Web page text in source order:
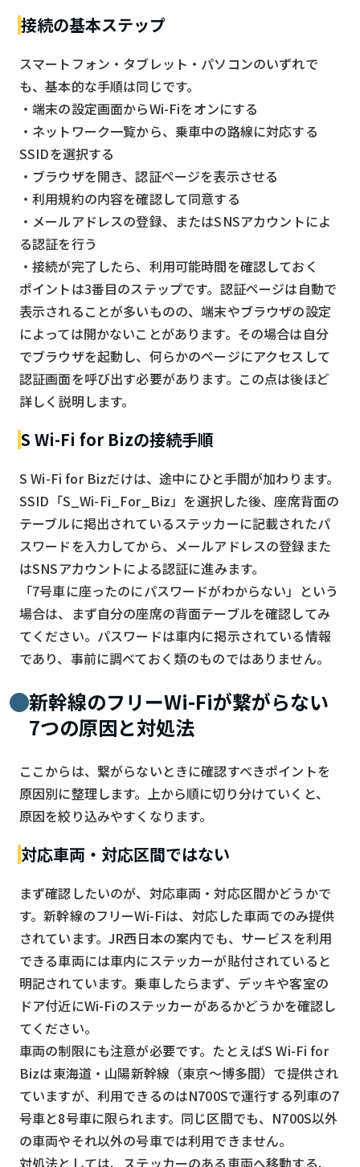
接続の基本ステップ
スマートフォン・タブレット・パソコンのいずれで
も、基本的な手順は同じです。
・端末の設定画面からWi-Fiをオンにする
・ネットワーク一覧から、乗車中の路線に対応する
SSIDを選択する
・ブラウザを開き、認証ページを表示させる
・利用規約の内容を確認して同意する
・メールアドレスの登録、またはSNSアカウントによ
る認証を行う
・接続が完了したら、利用可能時間を確認しておく
ポイントは3番目のステップです。認証ページは自動で
表示されることが多いものの、端末やブラウザの設定
によっては開かないことがあります。その場合は自分
でブラウザを起動し、何らかのページにアクセスして
認証画面を呼び出す必要があります。この点は後ほど
詳しく説明します。
S Wi-Fi for Bizの接続手順
S Wi-Fi for Bizだけは、途中にひと手間が加わります。
SSID「S_Wi-Fi_For_Biz」を選択した後、座席背面の
テーブルに掲出されているステッカーに記載されたパ
スワードを入力してから、メールアドレスの登録また
はSNSアカウントによる認証に進みます。
「7号車に座ったのにパスワードがわからない」という
場合は、まず自分の座席の背面テーブルを確認してみ
てください。パスワードは車内に掲示されている情報
であり、事前に調べておく類のものではありません。
新幹線のフリーWi-Fiが繋がらない
7つの原因と対処法
ここからは、繋がらないときに確認すべきポイントを
原因別に整理します。上から順に切り分けていくと、
原因を絞り込みやすくなります。
対応車両・対応区間ではない
まず確認したいのが、対応車両・対応区間かどうかで
す。新幹線のフリーWi-Fiは、対応した車両でのみ提供
されています。JR西日本の案内でも、サービスを利用
できる車両には車内にステッカーが貼付されていると
明記されています。乗車したらまず、デッキや客室の
ドア付近にWi-Fiのステッカーがあるかどうかを確認し
てください。
車両の制限にも注意が必要です。たとえばS Wi-Fi for
Bizは東海道・山陽新幹線（東京〜博多間）で提供され
ていますが、利用できるのはN700Sで運行する列車の7
号車と8号車に限られます。同じ区間でも、N700S以外
の車両やそれ以外の号車では利用できません。
対処法としては、ステッカーのある車両へ移動する、